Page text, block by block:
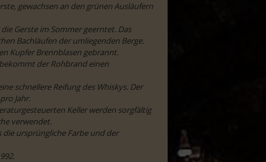
gewachsen an den grünen Ausläufern
Gerste im Sommer geerntet. Das
Bachläufen der umliegenden Berge.
Kupfer Brennblasen gebrannt.
der Rohbrand einen
schnellere Reifung des Whiskys. Der
Jahr.
Keller werden sorgfältig
verwendet.
ursprüngliche Farbe und der